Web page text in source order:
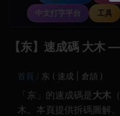
中文打字平台
工具
【东】速成碼 大木
首頁 东 ( 速成 | 倉頡 )
「东」的速成碼是 大木
木。本頁提供拆碼圖解